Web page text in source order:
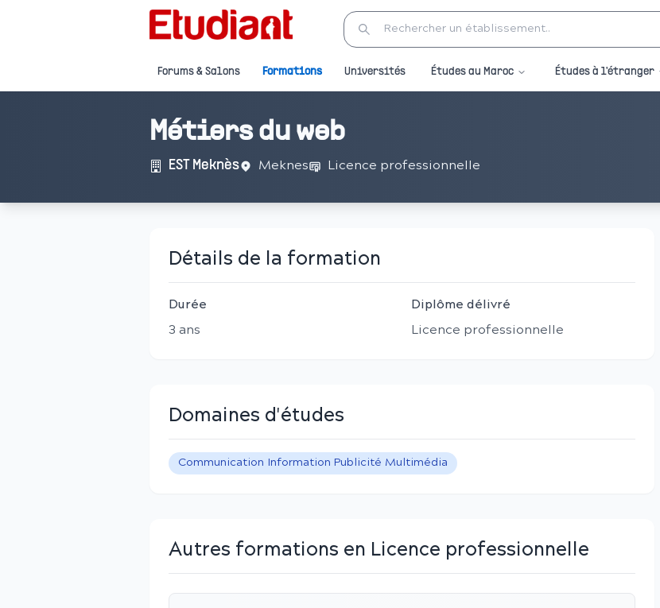
Forums & Salons Formations Universités Études au Maroc Études à l'étranger
Métiers du web
EST Meknès Meknes Licence professionnelle
Détails de la formation
Durée
3 ans
Diplôme délivré
Licence professionnelle
Domaines d'études
Communication Information Publicité Multimédia
Autres formations en Licence professionnelle